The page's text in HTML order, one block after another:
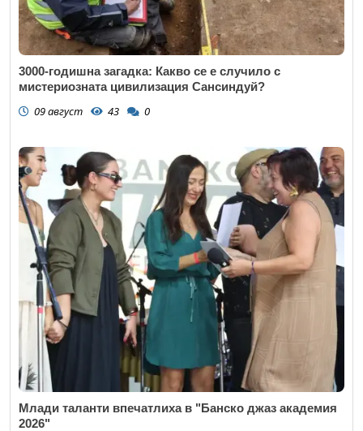
3000-годишна загадка: Какво се е случило с
мистериозната цивилизация Сансиндуй?
09 август 43 0
Млади таланти впечатлиха в "Банско джаз академия
2026"